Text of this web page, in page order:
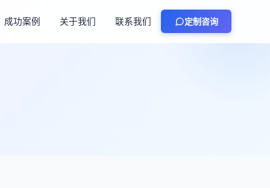
成功案例 关于我们 联系我们 定制咨询